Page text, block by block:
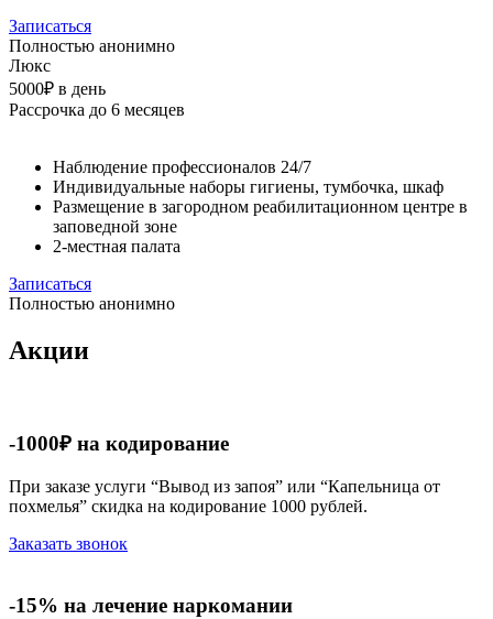
Записаться
Полностью анонимно
Люкс
5000₽ в день
Рассрочка до 6 месяцев
Наблюдение профессионалов 24/7
Индивидуальные наборы гигиены, тумбочка, шкаф
Размещение в загородном реабилитационном центре в
заповедной зоне
2-местная палата
Записаться
Полностью анонимно
Акции
-1000₽ на кодирование
При заказе услуги “Вывод из запоя” или “Капельница от
похмелья” скидка на кодирование 1000 рублей.
Заказать звонок
-15% на лечение наркомании